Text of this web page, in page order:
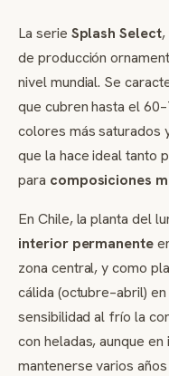
La serie Splash Select,
de producción
nivel mundial. Se
que cubren hasta el
colores más saturados
que la hace ideal tanto
para composiciones
En Chile, la planta del
interior permanente
zona central, y como
cálida (octubre–abril)
sensibilidad al frío la
con heladas, aunque
mantenerse varios